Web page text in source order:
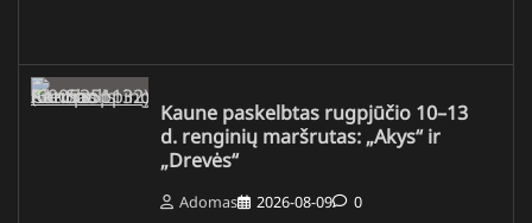
Kaune paskelbtas rugpjūčio 10–13
d. renginių maršrutas: „Akys“ ir
„Drevės“
Adomas 2026-08-09 0